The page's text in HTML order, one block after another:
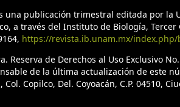
una publicación trimestral editada por la
a través del Instituto de Biología,
https://revista.ib.unam.mx/
de Derechos al Uso Exclusivo
de la última actualización de este
Copilco, Del. Coyoacán, C.P. 04510,